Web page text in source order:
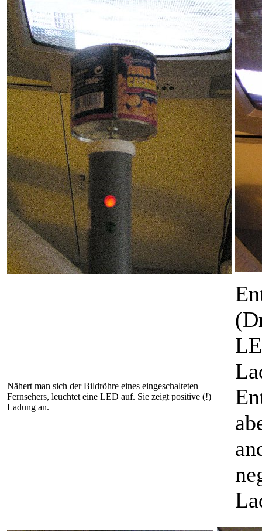
Nähert man sich der Bildröhre eines eingeschalteten
Fernsehers, leuchtet eine LED auf. Sie zeigt positive (!)
Ladung an.